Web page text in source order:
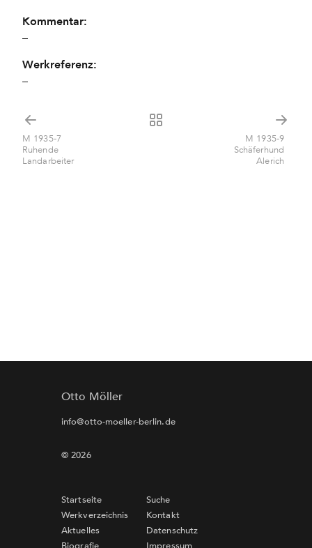
Kommentar:
–
Werkreferenz:
–
M 1935-7
Ruhende
Landarbeiter
M 1935-9
Schäferhund
Alerich
Otto Möller
info@otto-moeller-berlin.de
© 2026
Startseite
Werkverzeichnis
Aktuelles
Suche
Kontakt
Datenschutz